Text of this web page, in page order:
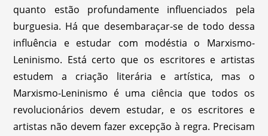
quanto estão profundamente influenciados pela
burguesia. Há que desembaraçar-se de todo dessa
influência e estudar com modéstia o Marxismo-
Leninismo. Está certo que os escritores e artistas
estudem a criação literária e artística, mas o
Marxismo-Leninismo é uma ciência que todos os
revolucionários devem estudar, e os escritores e
artistas não devem fazer excepção à regra. Precisam